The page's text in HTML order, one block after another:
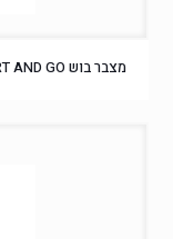
מצבר בוש AGM-S5A05 BOSCH START AND GO